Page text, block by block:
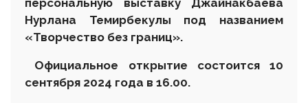
персональную выставку Джайнакбаева
Нурлана Темирбекулы под названием
«Творчество без границ».
Официальное открытие состоится 10
сентября 2024 года в 16.00.